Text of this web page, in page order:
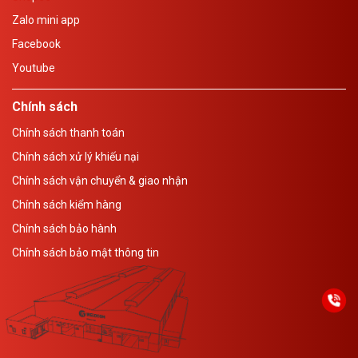
3. Cấu tạo cơ bản của máy đột
Một máy đột CNC được thiết kế với nhiều cụm chi tiết hoạt
động đồng bộ, đảm bảo độ chính xác và ổn định cao trong
suốt quá trình gia công. Cấu tạo cơ bản gồm các thành phần
chính sau:
3.1. Khung máy (Frame / Body)
Là bộ phận chịu tải trọng chính, được chế tạo bằng thép
Zalo mini app
Facebook
Youtube
Chính sách
Chính sách thanh toán
Chính sách xử lý khiếu nại
Chính sách vận chuyển & giao nhận
Chính sách kiểm hàng
Chính sách bảo hành
Chính sách bảo mật thông tin